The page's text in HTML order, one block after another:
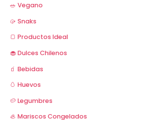
🥗 Vegano
🥠 Snaks
🍞 Productos Ideal
🧁 Dulces Chilenos
🧃 Bebidas
🥚 Huevos
🥔 Legumbres
🦪 Mariscos Congelados